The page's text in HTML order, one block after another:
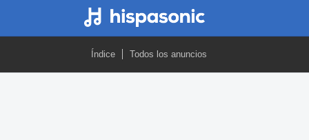
Índice Todos los anuncios